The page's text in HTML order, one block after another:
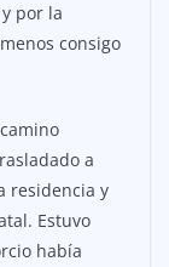
por la
consigo
a
residencia y
Estuvo
había